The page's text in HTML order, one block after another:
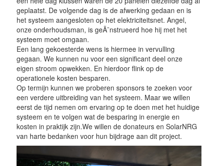
geplaatst. De volgende dag is de afwerking gedaan en is
het systeem aangesloten op het elektriciteitsnet. Angel,
onze onderhoudsman, is geÃ¯nstrueerd hoe hij met het
systeem moet omgaan.
Een lang gekoesterde wens is hiermee in vervulling
gegaan. We kunnen nu voor een significant deel onze
eigen stroom opwekken. En hierdoor flink op de
operationele kosten besparen.
Op termijn kunnen we proberen sponsors te zoeken voor
een verdere uitbreiding van het systeem. Maar we willen
eerst de tijd nemen om ervaring op te doen met het huidige
systeem en te volgen wat de besparing in energie en
kosten in praktijk zijn.We willen de donateurs en SolarNRG
van harte bedanken voor hun bijdrage aan dit project.